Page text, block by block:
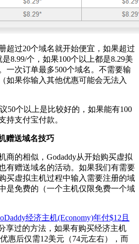
超过20个域名就开始便宜，如果超过
8.99/个，如果100个以上都是8.29美
一次订单最多500个域名。不需要输
如果你输入其他优惠可能会无法入
50个以上是比较好的，如果能有100
持支付宝付款。
赠送域名技巧
商的相似，Godaddy从开始购买虚拟
有赠送域名的活动。如果我们有需要
买虚拟主机过程中输入需要注册的域
是免费的（一个主机仅限免费一个域
经济主机(Economy)年付$12且
享过的方法，如果有购买经济主机
惠后仅需12美元（74元左右），而